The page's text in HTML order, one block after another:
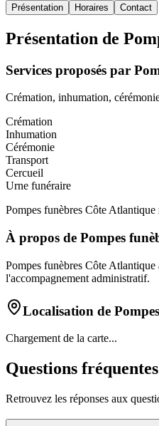
Présentation Horaires Contact
Présentation de
Services proposés par
Crémation, inhumation,
Crémation
Inhumation
Cérémonie
Transport
Cercueil
Urne funéraire
Pompes funèbres Côte
À propos de Pompes
Pompes funèbres Côte
l'accompagnement administratif.
Localisation de
Chargement de la carte...
Questions
Retrouvez les réponses aux